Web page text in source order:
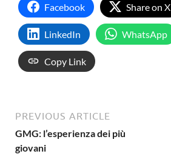
Facebook
Share on X
LinkedIn WhatsApp
Copy Link
PREVIOUS ARTICLE
GMG: l’esperienza dei più
giovani